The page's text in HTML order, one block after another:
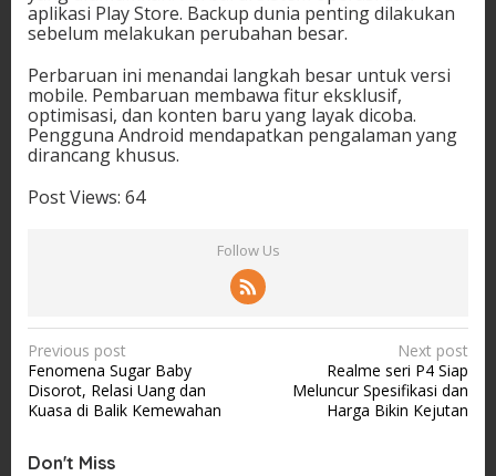
aplikasi Play Store. Backup dunia penting dilakukan
sebelum melakukan perubahan besar.
Perbaruan ini menandai langkah besar untuk versi
mobile. Pembaruan membawa fitur eksklusif,
optimisasi, dan konten baru yang layak dicoba.
Pengguna Android mendapatkan pengalaman yang
dirancang khusus.
Post Views: 64
Follow Us
P
o
s
Previous post
Fenomena Sugar Baby
Disorot, Relasi Uang dan
Kuasa di Balik Kemewahan
Next post
Realme seri P4 Siap
Meluncur Spesifikasi dan
Harga Bikin Kejutan
Don't Miss